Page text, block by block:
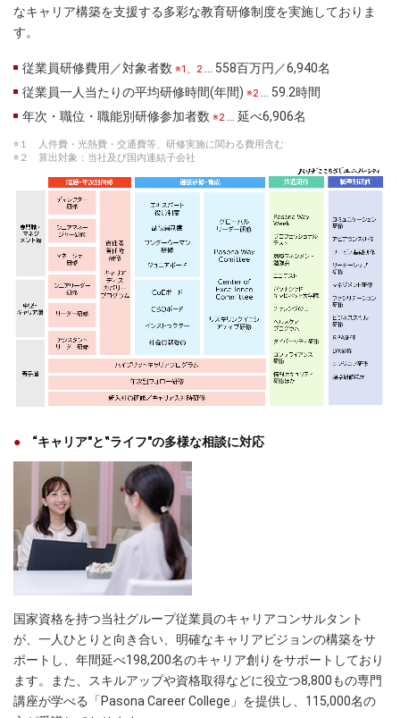
なキャリア構築を支援する多彩な教育研修制度を実施しておりま
す。
従業員研修費用／対象者数 ※1、2… 558百万円／6,940名
従業員一人当たりの平均研修時間(年間) ※2… 59.2時間
年次・職位・職能別研修参加者数 ※2… 延べ6,906名
※１ 人件費・光熱費・交通費等、研修実施に関わる費用含む
※２ 算出対象：当社及び国内連結子会社
“キャリア"と‟ライフ"の多様な相談に対応
国家資格を持つ当社グループ従業員のキャリアコンサルタント
が、一人ひとりと向き合い、明確なキャリアビジョンの構築をサ
ポートし、年間延べ198,200名のキャリア創りをサポートしており
ます。また、スキルアップや資格取得などに役立つ8,800もの専門
講座が学べる「Pasona Career College」を提供し、115,000名の